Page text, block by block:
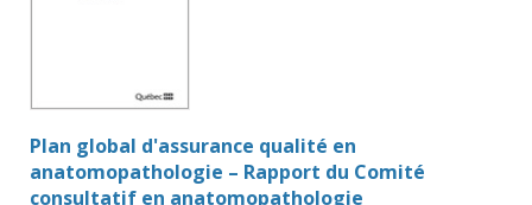
Plan global d'assurance qualité en
anatomopathologie – Rapport du Comité
consultatif en anatomopathologie